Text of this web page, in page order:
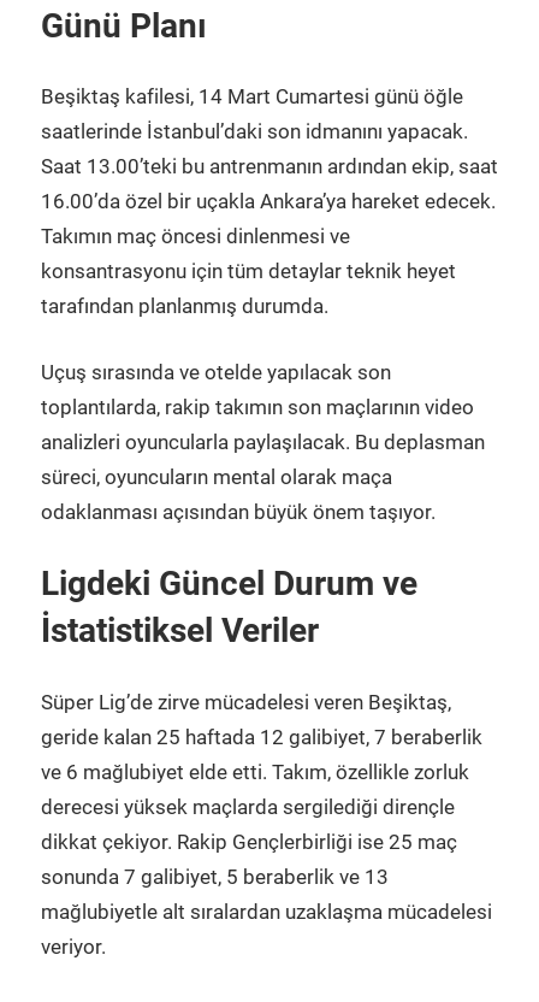
Günü Planı
Beşiktaş kafilesi, 14 Mart Cumartesi günü öğle
saatlerinde İstanbul’daki son idmanını yapacak.
Saat 13.00’teki bu antrenmanın ardından ekip, saat
16.00’da özel bir uçakla Ankara’ya hareket edecek.
Takımın maç öncesi dinlenmesi ve
konsantrasyonu için tüm detaylar teknik heyet
tarafından planlanmış durumda.
Uçuş sırasında ve otelde yapılacak son
toplantılarda, rakip takımın son maçlarının video
analizleri oyuncularla paylaşılacak. Bu deplasman
süreci, oyuncuların mental olarak maça
odaklanması açısından büyük önem taşıyor.
Ligdeki Güncel Durum ve
İstatistiksel Veriler
Süper Lig’de zirve mücadelesi veren Beşiktaş,
geride kalan 25 haftada 12 galibiyet, 7 beraberlik
ve 6 mağlubiyet elde etti. Takım, özellikle zorluk
derecesi yüksek maçlarda sergilediği dirençle
dikkat çekiyor. Rakip Gençlerbirliği ise 25 maç
sonunda 7 galibiyet, 5 beraberlik ve 13
mağlubiyetle alt sıralardan uzaklaşma mücadelesi
veriyor.